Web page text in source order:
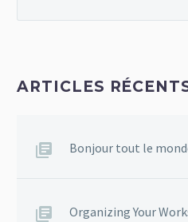
ARTICLES
Bonjour tout le
Organizing Your